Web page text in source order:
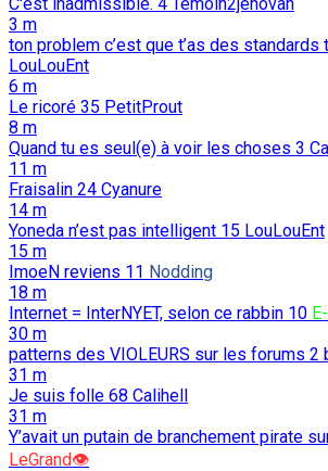
3 m
ton problem c’est que t’as des standards
LouLouEnt
6 m
Le ricoré 35 PetitProut
8 m
Quand tu es seul(e) à voir les choses 3
11 m
Fraisalin 24 Cyanure
14 m
Yoneda n’est pas intelligent 15 LouLouEnt
15 m
ImoeN reviens 11 Nodding
18 m
Internet = InterNYET, selon ce rabbin 10
30 m
patterns des VIOLEURS sur les forums 2
31 m
Je suis folle 68 Calihell
31 m
Y’avait un putain de branchement pirate
LeGrand👁️